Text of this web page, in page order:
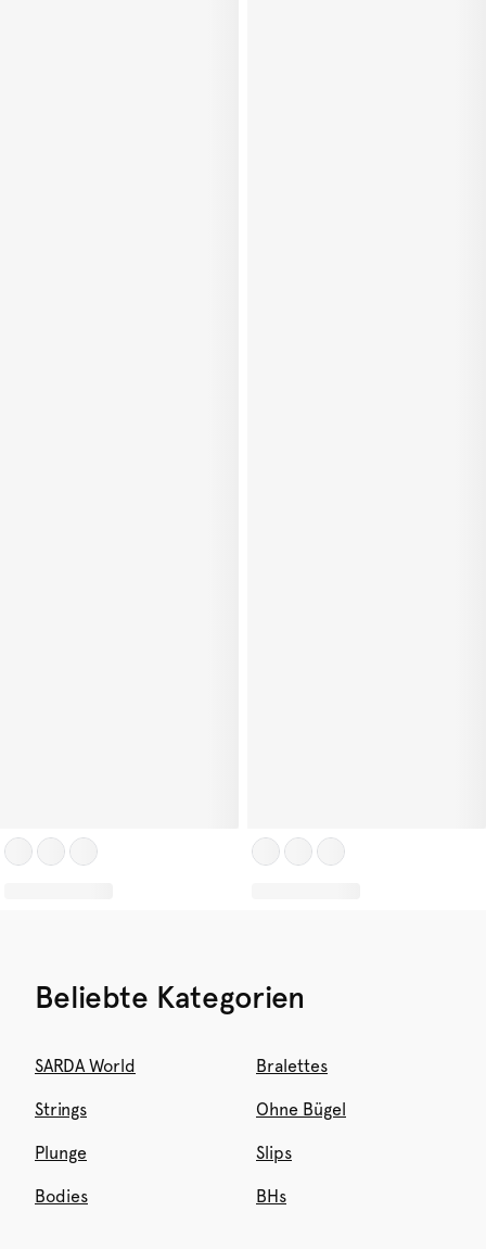
Beliebte Kategorien
SARDA World Bralettes
Strings Ohne Bügel
Plunge Slips
Bodies BHs